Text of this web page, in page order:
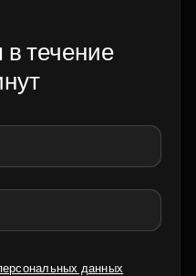
течение
данных